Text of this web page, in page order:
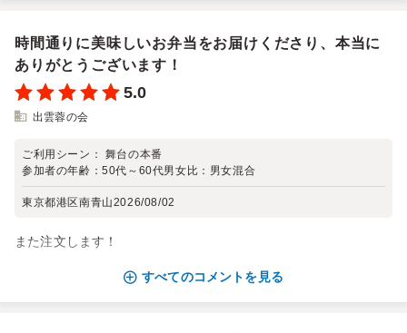
時間通りに美味しいお弁当をお届けくださり、本当に
ありがとうございます！
5.0
出雲蓉の会
ご利用シーン： 舞台の本番
参加者の年齢：50代～60代男女比： 男女混合
東京都港区南青山2026/08/02
また注文します！
すべてのコメントを見る